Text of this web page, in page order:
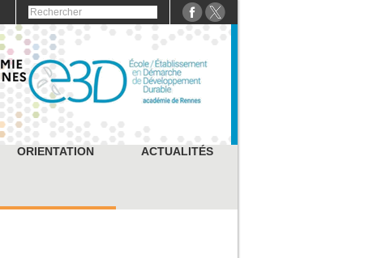
ORIENTATION ACTUALITÉS